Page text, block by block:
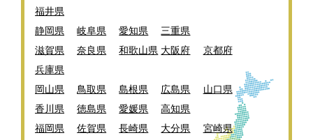
福井県
静岡県
岐阜県 愛知県
三重県
滋賀県
奈良県 和歌山県 大阪府
京都府
兵庫県
岡山県
鳥取県 島根県 広島県
山口県
香川県
徳島県 愛媛県
高知県
福岡県
佐賀県 長崎県 大分県
宮崎県